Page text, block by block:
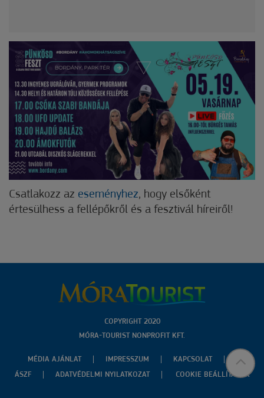
Csatlakozz az eseményhez, hogy elsőként
értesülhess a fellépőkről és a fesztivál híreiről!
COPYRIGHT 2020
MÓRA-TOURIST NONPROFIT KFT.
MÉDIA AJÁNLAT IMPRESSZUM
KAPCSOLAT
ÁSZF
ADATVÉDELMI NYILATKOZAT COOKIE BEÁLLÍTÁSOK